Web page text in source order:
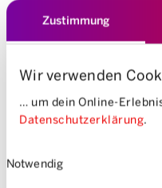
Zustimmung
Wir verwenden
… um dein Online-
Datenschutzerklärung.
Notwendig